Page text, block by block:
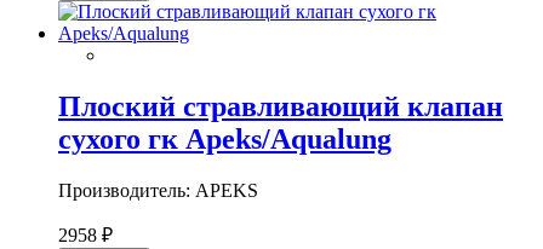
Плоский стравливающий клапан
сухого гк Apeks/Aqualung
Производитель: APEKS
2958 ₽